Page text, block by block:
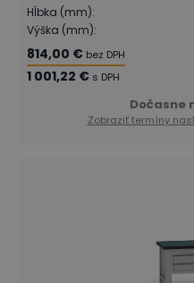
Hĺbka (mm):
Výška (mm):
814,00 € bez DPH
1 001,22 € s DPH
Dočasne
Zobraziť termíny